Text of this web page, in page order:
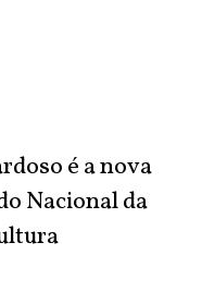
é a nova
Nacional da